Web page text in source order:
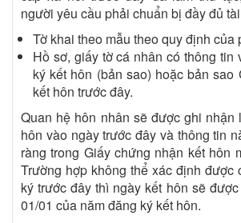
người yêu cầu phải chuẩn bị đầy đủ
Tờ khai theo mẫu theo quy định của
Hồ sơ, giấy tờ cá nhân có thông tin
ký kết hôn (bản sao) hoặc bản sao
kết hôn trước đây.
Quan hệ hôn nhân sẽ được ghi nhận
hôn vào ngày trước đây và thông tin
ràng trong Giấy chứng nhận kết hôn
Trường hợp không thể xác định được
ký trước đây thì ngày kết hôn sẽ
01/01 của năm đăng ký kết hôn.